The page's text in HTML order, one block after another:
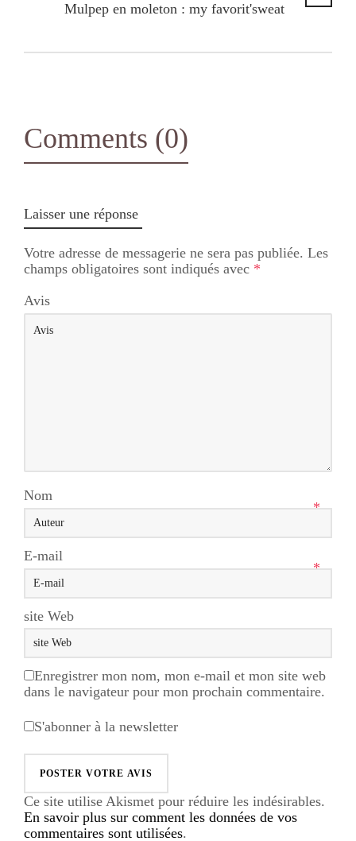
Mulpep en moleton : my favorit'sweat
Comments (0)
Laisser une réponse
Votre adresse de messagerie ne sera pas publiée. Les
champs obligatoires sont indiqués avec *
Avis
Nom
*
E-mail
*
site Web
Enregistrer mon nom, mon e-mail et mon site web
dans le navigateur pour mon prochain commentaire.
S'abonner à la newsletter
Ce site utilise Akismet pour réduire les indésirables.
En savoir plus sur comment les données de vos
commentaires sont utilisées.